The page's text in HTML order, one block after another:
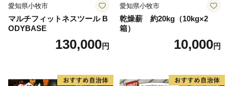
愛知県小牧市
マルチフィットネスツール B
ODYBASE
130,000円
愛知県小牧市
乾燥薪 約20kg（10kg×2
箱）
10,000円